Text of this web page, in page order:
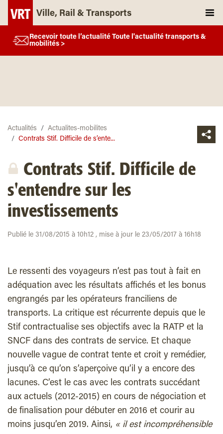
Ville, Rail & Transports
Recevoir toute l’actualité Toute l'actualité transports &
mobilités >
Actualités
Actualites-mobilites
Contrats Stif. Difficile de s’ente...
Contrats Stif. Difficile de
s'entendre sur les
investissements
Publié le 31/08/2015 à 10h12 , mise à jour le 23/05/2017 à 16h18
Le ressenti des voyageurs n’est pas tout à fait en
adéquation avec les résultats affichés et les bonus
engrangés par les opérateurs franciliens de
transports. La critique est récurrente depuis que le
Stif contractualise ses objectifs avec la RATP et la
SNCF dans des contrats de service. Et chaque
nouvelle vague de contrat tente et croit y remédier,
jusqu’à ce qu’on s’aperçoive qu’il y a encore des
lacunes. C’est le cas avec les contrats succédant
aux actuels (2012-2015) en cours de négociation et
de finalisation pour débuter en 2016 et courir au
moins jusqu’en 2019. Ainsi, « il est incompréhensible